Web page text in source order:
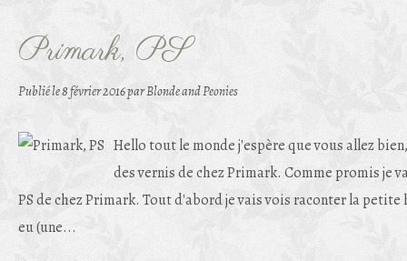
Primark, PS
Publié le8 février 2016par Blonde and Peonies
Hello tout le monde j'espère que vous allez
des vernis de chez Primark. Comme promis je
PS de chez Primark. Tout d'abord je vais vois raconter la
eu (une...